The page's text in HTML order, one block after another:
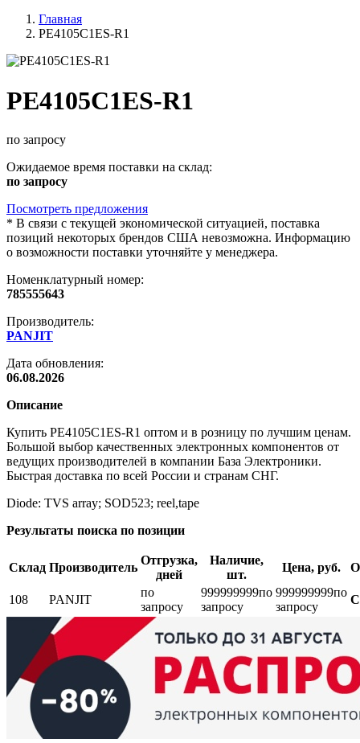
Главная
PE4105C1ES-R1
PE4105C1ES-R1
по запросу
Ожидаемое время поставки на склад:
по запросу
Посмотреть предложения
* В связи с текущей экономической ситуацией, поставка
позиций некоторых брендов США невозможна. Информацию
о возможности поставки уточняйте у менеджера.
Номенклатурный номер:
785555643
Производитель:
PANJIT
Дата обновления:
06.08.2026
Описание
Купить PE4105C1ES-R1 оптом и в розницу по лучшим ценам.
Большой выбор качественных электронных компонентов от
ведущих производителей в компании База Электроники.
Быстрая доставка по всей России и странам СНГ.
Diode: TVS array; SOD523; reel,tape
Результаты поиска по позиции
Склад Производитель
Отгрузка,
дней
Наличие,
шт.
Цена, руб.
108 PANJIT
по
запросу
999999999по
запросу
999999999по
запросу